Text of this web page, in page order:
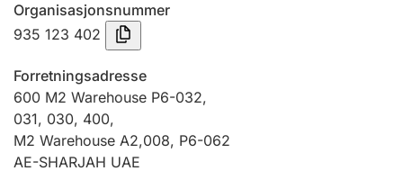
Tinglysing
Jeger
Betaling og jegeravgiftskort
Organisasjonsnummer
935 123 402
Forretningsadresse
600 M2 Warehouse P6-032,
031, 030, 400,
M2 Warehouse A2,008, P6-062
AE-SHARJAH UAE